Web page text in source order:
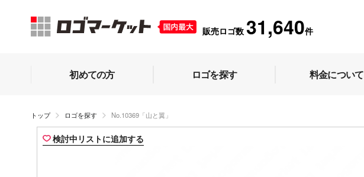
販売ロゴ数 31,640件
初めての方 ロゴを探す 料金について
トップ ロゴを探す No.10369「山と翼」
検討中リストに追加する